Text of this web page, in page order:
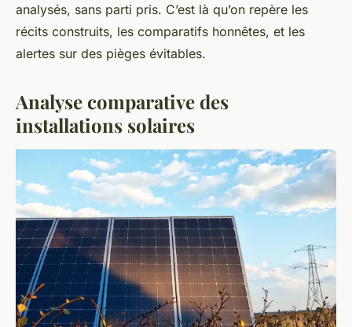
analysés, sans parti pris. C’est là qu’on repère les
récits construits, les comparatifs honnêtes, et les
alertes sur des pièges évitables.
Analyse comparative des
installations solaires